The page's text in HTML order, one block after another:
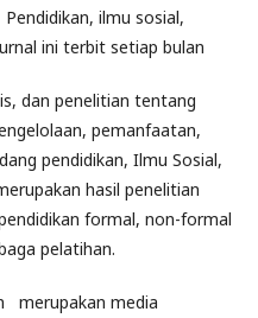
ilmu sosial,
ini terbit setiap bulan
dan penelitian tentang
pemanfaatan,
pendidikan, Ilmu Sosial,
hasil penelitian
formal, non-formal
pelatihan.
merupakan media